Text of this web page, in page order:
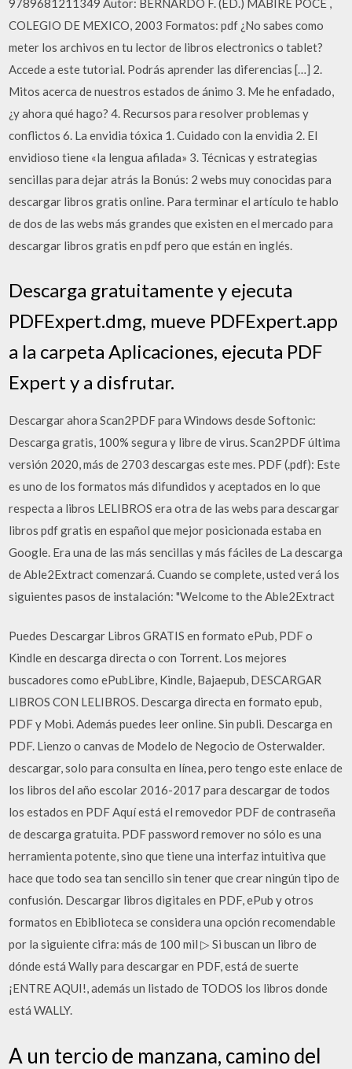
9789681211349 Autor: BERNARDO F. (ED.) MABIRE POCE ,
COLEGIO DE MEXICO, 2003 Formatos: pdf ¿No sabes como
meter los archivos en tu lector de libros electronics o tablet?
Accede a este tutorial. Podrás aprender las diferencias […] 2.
Mitos acerca de nuestros estados de ánimo 3. Me he enfadado,
¿y ahora qué hago? 4. Recursos para resolver problemas y
conflictos 6. La envidia tóxica 1. Cuidado con la envidia 2. El
envidioso tiene «la lengua afilada» 3. Técnicas y estrategias
sencillas para dejar atrás la Bonús: 2 webs muy conocidas para
descargar libros gratis online. Para terminar el artículo te hablo
de dos de las webs más grandes que existen en el mercado para
descargar libros gratis en pdf pero que están en inglés.
Descarga gratuitamente y ejecuta
PDFExpert.dmg, mueve PDFExpert.app
a la carpeta Aplicaciones, ejecuta PDF
Expert y a disfrutar.
Descargar ahora Scan2PDF para Windows desde Softonic:
Descarga gratis, 100% segura y libre de virus. Scan2PDF última
versión 2020, más de 2703 descargas este mes. PDF (.pdf): Este
es uno de los formatos más difundidos y aceptados en lo que
respecta a libros LELIBROS era otra de las webs para descargar
libros pdf gratis en español que mejor posicionada estaba en
Google. Era una de las más sencillas y más fáciles de La descarga
de Able2Extract comenzará. Cuando se complete, usted verá los
siguientes pasos de instalación: "Welcome to the Able2Extract
Puedes Descargar Libros GRATIS en formato ePub, PDF o
Kindle en descarga directa o con Torrent. Los mejores
buscadores como ePubLibre, Kindle, Bajaepub, DESCARGAR
LIBROS CON LELIBROS. Descarga directa en formato epub,
PDF y Mobi. Además puedes leer online. Sin publi. Descarga en
PDF. Lienzo o canvas de Modelo de Negocio de Osterwalder.
descargar, solo para consulta en línea, pero tengo este enlace de
los libros del año escolar 2016-2017 para descargar de todos
los estados en PDF Aquí está el removedor PDF de contraseña
de descarga gratuita. PDF password remover no sólo es una
herramienta potente, sino que tiene una interfaz intuitiva que
hace que todo sea tan sencillo sin tener que crear ningún tipo de
confusión. Descargar libros digitales en PDF, ePub y otros
formatos en Ebiblioteca se considera una opción recomendable
por la siguiente cifra: más de 100 mil ▷ Si buscan un libro de
dónde está Wally para descargar en PDF, está de suerte
¡ENTRE AQUI!, además un listado de TODOS los libros donde
está WALLY.
A un tercio de manzana, camino del